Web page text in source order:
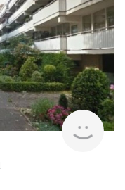
rent